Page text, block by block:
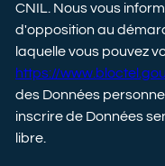
CNIL. Nous vous
d'opposition au
laquelle vous pouvez
https://
des Données
inscrire de Données
libre.